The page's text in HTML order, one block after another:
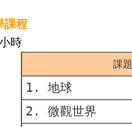
課程
時
課題
1. 地球
2. 微觀世界